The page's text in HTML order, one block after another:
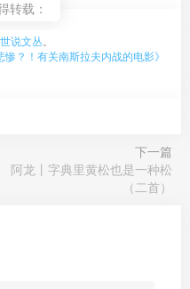
转载：
世说文丛。
惨？！有关南斯拉夫内战的电影》
下一篇
阿龙丨字典里黄松也是一种松
（二首）